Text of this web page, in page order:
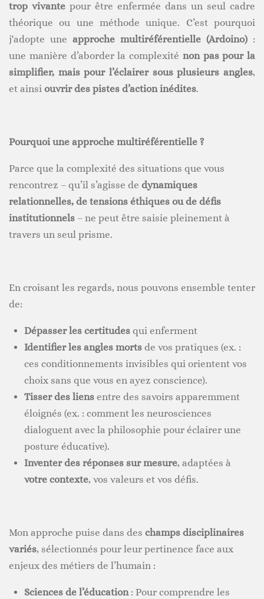
trop vivante pour être enfermée dans un seul cadre
théorique ou une méthode unique. C’est pourquoi
j'adopte une approche multiréférentielle (Ardoino) :
une manière d’aborder la complexité non pas pour la
simplifier, mais pour l’éclairer sous plusieurs angles,
et ainsi ouvrir des pistes d’action inédites.
Pourquoi une approche multiréférentielle ?
Parce que la complexité des situations que vous
rencontrez – qu’il s’agisse de dynamiques
relationnelles, de tensions éthiques ou de défis
institutionnels – ne peut être saisie pleinement à
travers un seul prisme.
En croisant les regards, nous pouvons ensemble tenter
de:
Dépasser les certitudesqui enferment
Identifier les angles mortsde vos pratiques (ex. :
ces conditionnements invisibles qui orientent vos
choix sans que vous en ayez conscience).
Tisser des liensentre des savoirs apparemment
éloignés (ex. : comment les neurosciences
dialoguent avec la philosophie pour éclairer une
posture éducative).
Inventer des réponses sur mesure, adaptées à
votre contexte, vos valeurs et vos défis.
Mon approche puise dans des champs disciplinaires
variés, sélectionnés pour leur pertinence face aux
enjeux des métiers de l’humain :
Sciences de l’éducation: Pour comprendre les